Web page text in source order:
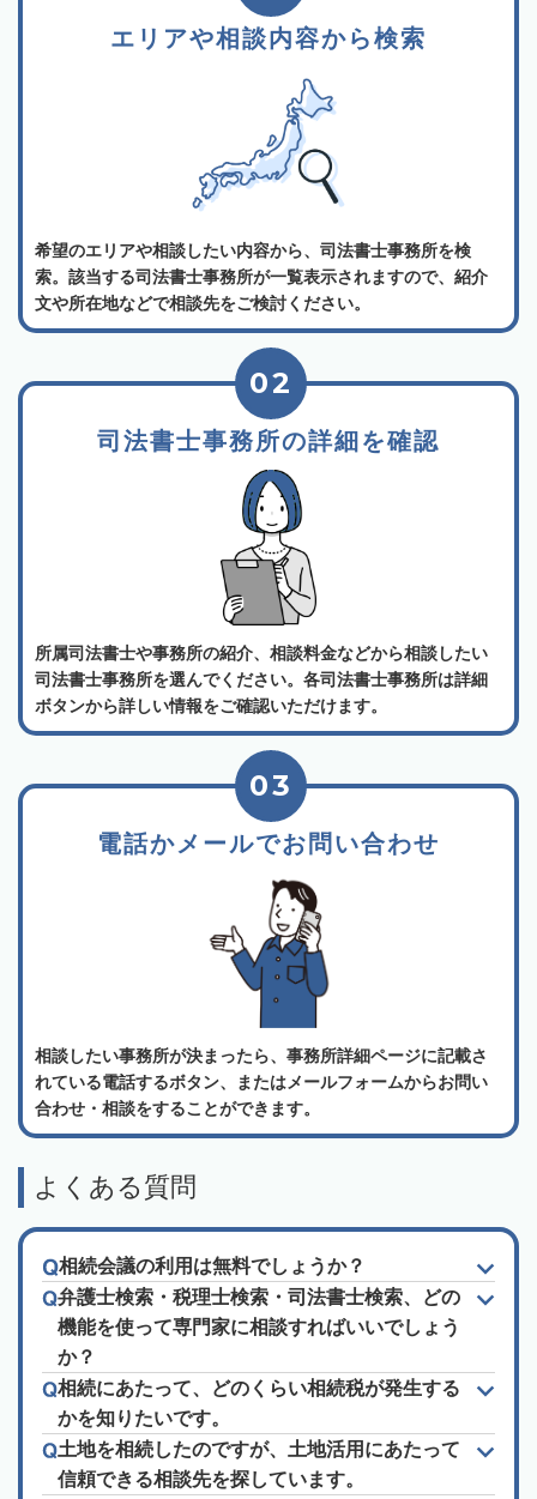
エリアや相談内容から検索
希望のエリアや相談したい内容から、司法書士事務所を検
索。該当する司法書士事務所が一覧表示されますので、紹介
文や所在地などで相談先をご検討ください。
司法書士事務所の詳細を確認
02
所属司法書士や事務所の紹介、相談料金などから相談したい
司法書士事務所を選んでください。各司法書士事務所は詳細
ボタンから詳しい情報をご確認いただけます。
電話かメールでお問い合わせ
03
相談したい事務所が決まったら、事務所詳細ページに記載さ
れている電話するボタン、またはメールフォームからお問い
合わせ・相談をすることができます。
よくある質問
相続会議の利用は無料でしょうか？
弁護士検索・税理士検索・司法書士検索、どの
機能を使って専門家に相談すればいいでしょう
か？
相続にあたって、どのくらい相続税が発生する
かを知りたいです。
土地を相続したのですが、土地活用にあたって
信頼できる相談先を探しています。